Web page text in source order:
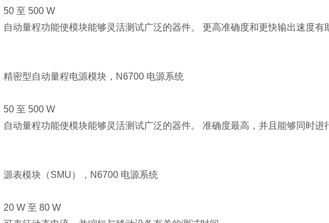
50 至 500 W
自动量程功能使模块能够灵活测试广泛的器件。 更高准确度和更快输出速度有
精密型自动量程电源模块，N6700 电源系统
50 至 500 W
自动量程功能使模块能够灵活测试广泛的器件。 准确度最高，并且能够同时进
源表模块（SMU），N6700 电源系统
20 W 至 80 W